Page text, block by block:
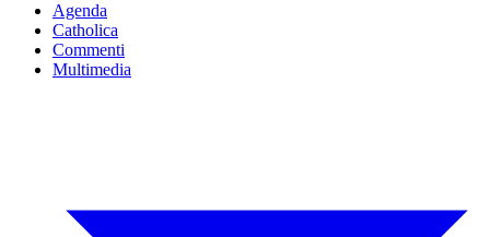
Agenda
Catholica
Commenti
Multimedia